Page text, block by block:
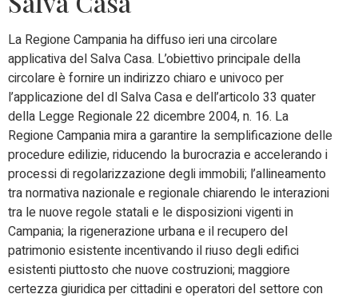
La Regione Campania ha diffuso ieri una circolare
applicativa del Salva Casa. L’obiettivo principale della
circolare è fornire un indirizzo chiaro e univoco per
l’applicazione del dl Salva Casa e dell’articolo 33 quater
della Legge Regionale 22 dicembre 2004, n. 16. La
Regione Campania mira a garantire la semplificazione delle
procedure edilizie, riducendo la burocrazia e accelerando i
processi di regolarizzazione degli immobili; l’allineamento
tra normativa nazionale e regionale chiarendo le interazioni
tra le nuove regole statali e le disposizioni vigenti in
Campania; la rigenerazione urbana e il recupero del
patrimonio esistente incentivando il riuso degli edifici
esistenti piuttosto che nuove costruzioni; maggiore
certezza giuridica per cittadini e operatori del settore con